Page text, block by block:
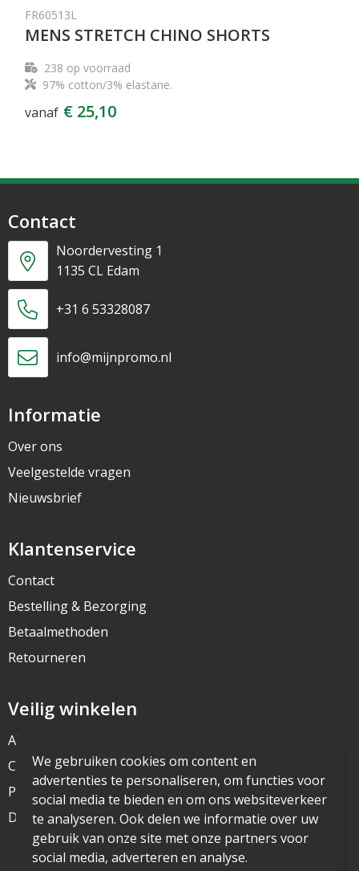
FR60513L
MENS STRETCH CHINO SHORTS
238 op voorraad
97% cotton/3% elastane.
vanaf € 25,10
Contact
Noordervesting 1
1135 CL Edam
+31 6 53328087
info@mijnpromo.nl
Informatie
Over ons
Veelgestelde vragen
Nieuwsbrief
Klantenservice
Contact
Bestelling & Bezorging
Betaalmethoden
Retourneren
Veilig winkelen
Algemene voorwaarden
Cookieverklaring
Privacyverklaring
Disclaimer
We gebruiken cookies om content en
advertenties te personaliseren, om functies voor
social media te bieden en om ons websiteverkeer
te analyseren. Ook delen we informatie over uw
gebruik van onze site met onze partners voor
social media, adverteren en analyse.